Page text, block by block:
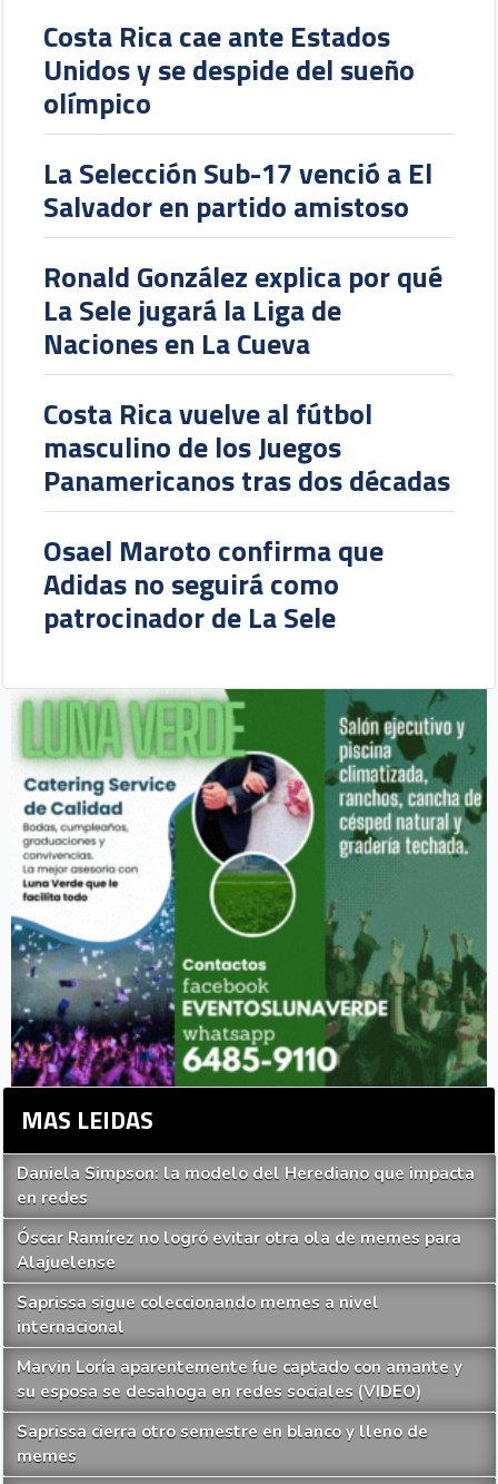
Costa Rica cae ante Estados
Unidos y se despide del sueño
olímpico
La Selección Sub-17 venció a El
Salvador en partido amistoso
Ronald González explica por qué
La Sele jugará la Liga de
Naciones en La Cueva
Costa Rica vuelve al fútbol
masculino de los Juegos
Panamericanos tras dos décadas
Osael Maroto confirma que
Adidas no seguirá como
patrocinador de La Sele
MAS LEIDAS
Daniela Simpson: la modelo del Herediano que impacta
en redes
Óscar Ramírez no logró evitar otra ola de memes para
Alajuelense
Saprissa sigue coleccionando memes a nivel
internacional
Marvin Loría aparentemente fue captado con amante y
su esposa se desahoga en redes sociales (VIDEO)
Saprissa cierra otro semestre en blanco y lleno de
memes